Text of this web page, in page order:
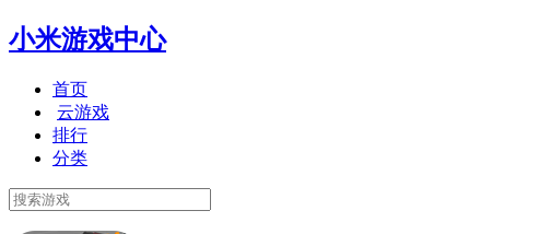
小米游戏中心
首页
云游戏
排行
分类